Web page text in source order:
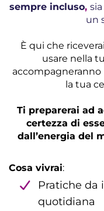
sempre incluso,
un
È qui che
usare nella
accompagneranno
la tua
Ti preparerai ad
certezza di
dall’energia del
Cosa vivrai:
Pratiche da
quotidiana